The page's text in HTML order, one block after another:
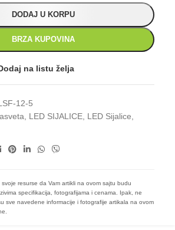
DODAJ U KORPU
BRZA KUPOVINA
na listu želja
12-5
LED SIJALICE LED Sijalice
resurse da Vam artikli na ovom sajtu budu
specifikacija, fotografijama i cenama. Ipak, ne
sve navedene informacije i fotografije artikala na ovom